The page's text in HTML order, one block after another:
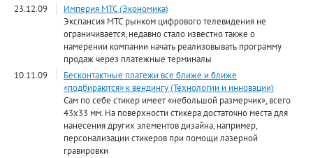
23.12.09
Империя МТС (Экономика)
Экспансия МТС рынком цифрового телевидения не
ограничивается, недавно стало известно также о
намерении компании начать реализовывать программу
продаж через платежные терминалы
10.11.09
Бесконтактные платежи все ближе и ближе
«подбираются» к вендингу (Технологии и инновации)
Сам по себе стикер имеет «небольшой размерчик», всего
43х33 мм. На поверхности стикера достаточно места для
нанесения других элементов дизайна, например,
персонализации стикеров при помощи лазерной
гравировки